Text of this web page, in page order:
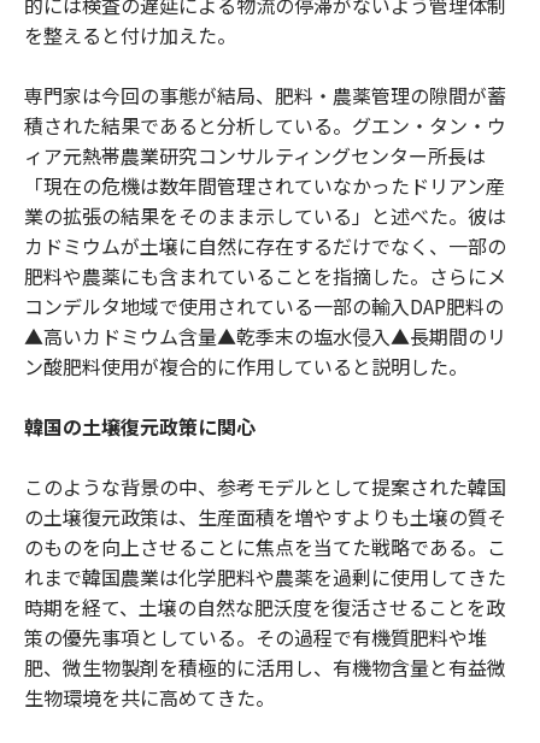
を整えると付け加えた。
専門家は今回の事態が結局、肥料・農薬管理の隙間が蓄
積された結果であると分析している。グエン・タン・ウ
ィア元熱帯農業研究コンサルティングセンター所長は
「現在の危機は数年間管理されていなかったドリアン産
業の拡張の結果をそのまま示している」と述べた。彼は
カドミウムが土壌に自然に存在するだけでなく、一部の
肥料や農薬にも含まれていることを指摘した。さらにメ
コンデルタ地域で使用されている一部の輸入DAP肥料の
▲高いカドミウム含量▲乾季末の塩水侵入▲長期間のリ
ン酸肥料使用が複合的に作用していると説明した。
韓国の土壌復元政策に関心
このような背景の中、参考モデルとして提案された韓国
の土壌復元政策は、生産面積を増やすよりも土壌の質そ
のものを向上させることに焦点を当てた戦略である。こ
れまで韓国農業は化学肥料や農薬を過剰に使用してきた
時期を経て、土壌の自然な肥沃度を復活させることを政
策の優先事項としている。その過程で有機質肥料や堆
肥、微生物製剤を積極的に活用し、有機物含量と有益微
生物環境を共に高めてきた。